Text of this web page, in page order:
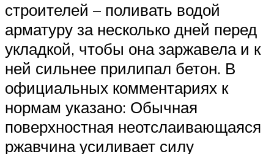
строителей – поливать водой
арматуру за несколько дней перед
укладкой, чтобы она заржавела и к
ней сильнее прилипал бетон. В
официальных комментариях к
нормам указано: Обычная
поверхностная неотслаивающаяся
ржавчина усиливает силу